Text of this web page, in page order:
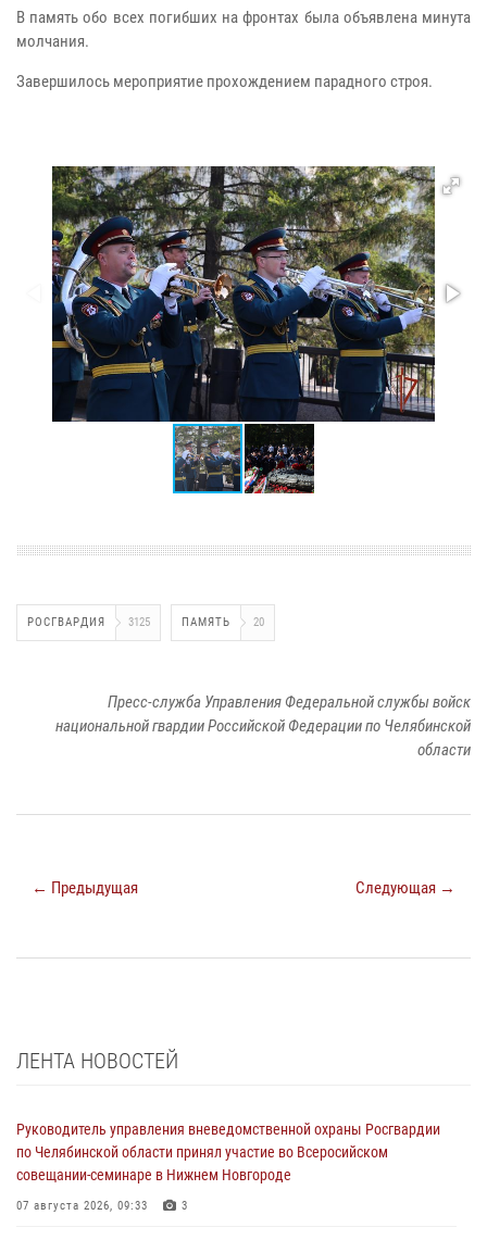
В память обо всех погибших на фронтах была объявлена минута
молчания.
Завершилось мероприятие прохождением парадного строя.
РОСГВАРДИЯ 3125 ПАМЯТЬ 20
Пресс-служба Управления Федеральной службы войск
национальной гвардии Российской Федерации по Челябинской
области
← Предыдущая Следующая →
ЛЕНТА НОВОСТЕЙ
Руководитель управления вневедомственной охраны Росгвардии
по Челябинской области принял участие во Всеросийском
совещании-семинаре в Нижнем Новгороде
07 августа 2026, 09:33 3